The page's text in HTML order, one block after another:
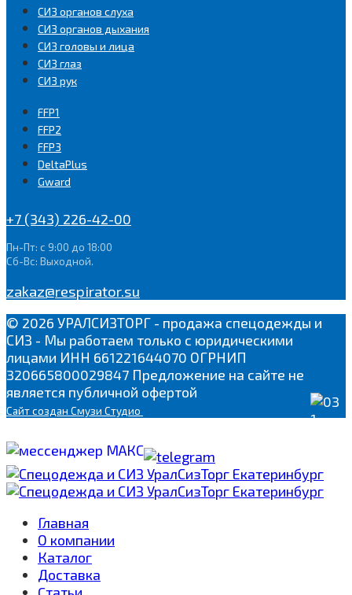
СИЗ органов слуха
СИЗ органов дыхания
СИЗ головы и лица
СИЗ глаз
СИЗ рук
FFP1
FFP2
FFP3
DeltaPlus
Gward
+7 (343) 226-42-00
Пн-Пт: с 9:00 до 18:00
Сб-Вс: Выходной.
zakaz@respirator.su
© 2026 УРАЛСИЗТОРГ - продажа спецодежды и
СИЗ - Мы работаем только с юридическими
лицами ИНН 661221644070 ОГРНИП
320665800029847 Предложение на сайте не
является публичной офертой
Сайтсоздан Смузи Студио
Главная
О компании
Каталог
Доставка